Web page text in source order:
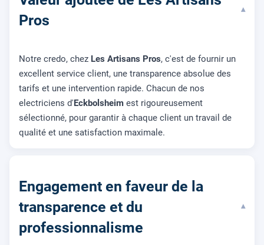
Pros
▾
Notre credo, chez Les Artisans Pros, c'est de fournir un
excellent service client, une transparence absolue des
tarifs et une intervention rapide. Chacun de nos
electriciens d'Eckbolsheim est rigoureusement
sélectionné, pour garantir à chaque client un travail de
qualité et une satisfaction maximale.
Engagement en faveur de la
transparence et du
professionnalisme
▾